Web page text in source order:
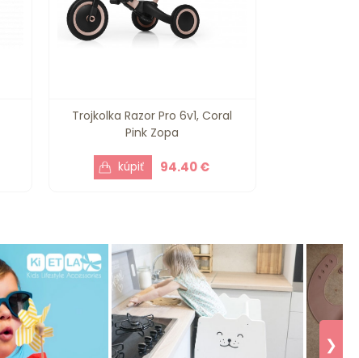
Trojkolka Razor Pro 6v1, Coral
Pink Zopa
94.40 €
❯